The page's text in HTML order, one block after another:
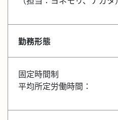
勤務形態
固定時間制
平均所定労働時間：